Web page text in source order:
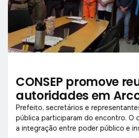
CONSEP promove
autoridades em
Prefeito, secretários e
pública participaram do encontro.
a integração entre poder público e